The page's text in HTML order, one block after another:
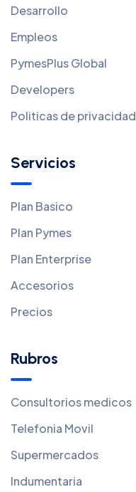
Desarrollo
Empleos
PymesPlus Global
Developers
Politicas de privacidad
Servicios
Plan Basico
Plan Pymes
Plan Enterprise
Accesorios
Precios
Rubros
Consultorios medicos
Telefonia Movil
Supermercados
Indumentaria